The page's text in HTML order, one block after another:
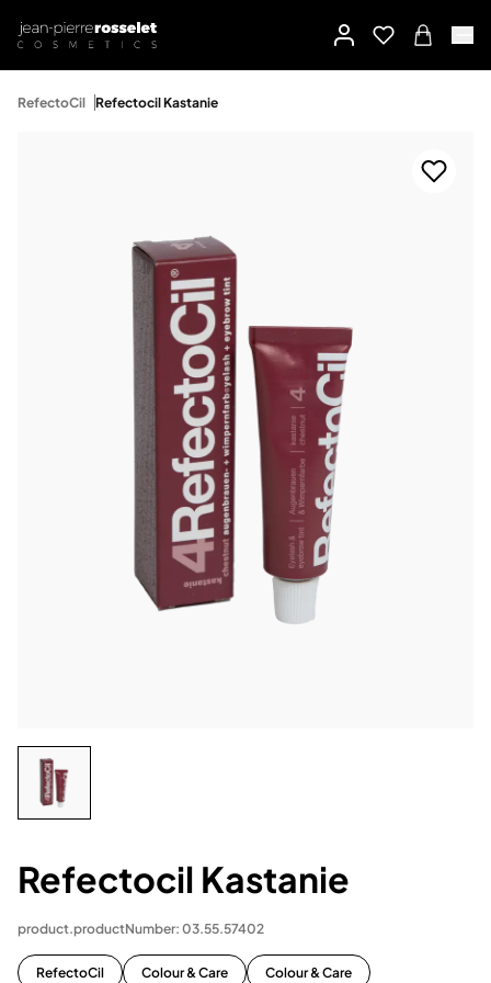
RefectoCil Refectocil Kastanie
Refectocil Kastanie
product.productNumber: 03.55.57402
RefectoCil Colour & Care Colour & Care